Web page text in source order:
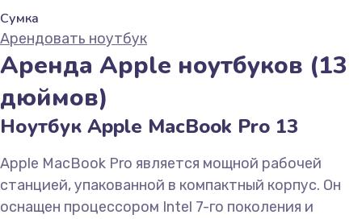
Сумка
Арендовать ноутбук
Аренда Apple ноутбуков (13
дюймов)
Ноутбук Apple MacBook Pro 13
Apple MacBook Pro является мощной рабочей
станцией, упакованной в компактный корпус. Он
оснащен процессором Intel 7-го поколения и